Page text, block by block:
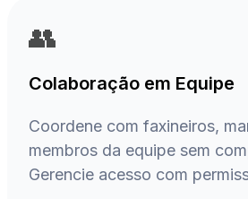
👥
Colaboração em Equipe
Coordene com faxineiros,
membros da equipe sem
Gerencie acesso com